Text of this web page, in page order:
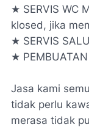
★ SERVIS WC
klosed, jika
★ SERVIS
★
Jasa kami
tidak perlu
merasa tidak